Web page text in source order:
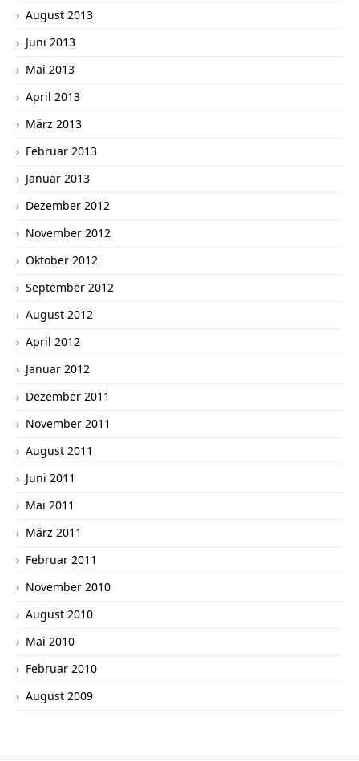
August 2013
Juni 2013
Mai 2013
April 2013
März 2013
Februar 2013
Januar 2013
Dezember 2012
November 2012
Oktober 2012
September 2012
August 2012
April 2012
Januar 2012
Dezember 2011
November 2011
August 2011
Juni 2011
Mai 2011
März 2011
Februar 2011
November 2010
August 2010
Mai 2010
Februar 2010
August 2009